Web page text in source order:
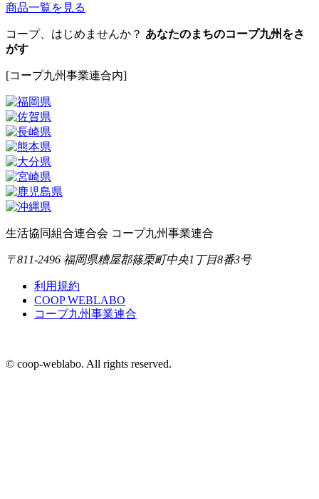
商品一覧を見る
コープ、はじめませんか？ あなたのまちのコープ九州をさ
がす
[コープ九州事業連合内]
生活協同組合連合会 コープ九州事業連合
〒811-2496 福岡県糟屋郡篠栗町中央1丁目8番3号
利用規約
COOP WEBLABO
コープ九州事業連合
© coop-weblabo. All rights reserved.